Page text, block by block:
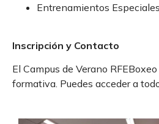
Entrenamientos
Inscripción y Contacto
El Campus de Verano
formativa. Puedes acceder a